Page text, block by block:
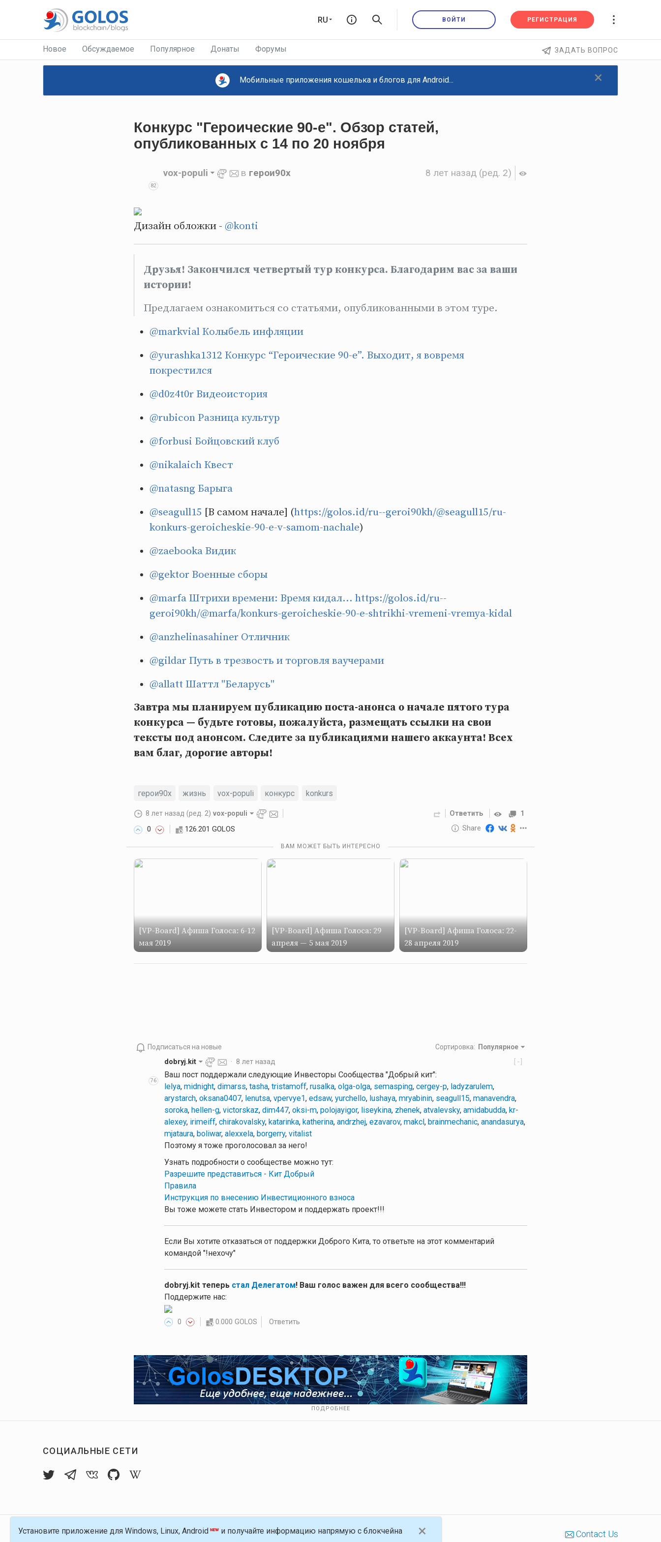
RU ВОЙТИ РЕГИСТРАЦИЯ
ЗАДАТЬ ВОПРОС
Новое Обсуждаемое Популярное Донаты Форумы
×
Мобильные приложения кошелька и блогов для Android...
Конкурс "Героические 90-е". Обзор статей,
опубликованных c 14 по 20 ноября
8 лет назад (ред. 2)
82
vox-populi в герои90х
Дизайн обложки - @konti
Друзья! Закончился четвертый тур конкурса. Благодарим вас за ваши
истории!
Предлагаем ознакомиться со статьями, опубликованными в этом туре.
@markvial Колыбель инфляции
@yurashka1312 Конкурс “Героические 90-е”. Выходит, я вовремя
покрестился
@d0z4t0r Видеоистория
@rubicon Разница культур
@forbusi Бойцовский клуб
@nikalaich Квест
@natasng Барыга
@seagull15 [В самом начале] (https://golos.id/ru--geroi90kh/@seagull15/ru-
konkurs-geroicheskie-90-e-v-samom-nachale)
@zaebooka Видик
@gektor Военные сборы
@marfa Штрихи времени: Время кидал... https://golos.id/ru--
geroi90kh/@marfa/konkurs-geroicheskie-90-e-shtrikhi-vremeni-vremya-kidal
@anzhelinasahiner Отличник
@gildar Путь в трезвость и торговля ваучерами
@allatt Шаттл "Беларусь"
Завтра мы планируем публикацию поста-анонса о начале пятого тура
конкурса — будьте готовы, пожалуйста, размещать ссылки на свои
тексты под анонсом. Следите за публикациями нашего аккаунта! Всех
вам благ, дорогие авторы!
герои90х жизнь vox-populi конкурс konkurs
8 лет назад (ред. 2) vox-populi
0 126.201 GOLOS
Ответить 1
Share
Reward
10 GOLOS
ВАМ МОЖЕТ БЫТЬ ИНТЕРЕСНО
[VP-Board] Афиша Голоса: 6-12
мая 2019
[VP-Board] Афиша Голоса: 29
апреля — 5 мая 2019
[VP-Board] Афиша Голоса: 22-
28 апреля 2019
Подписаться на новые Сортировка: Популярное
76
[-]
dobryj.kit ·8 лет назад
Ваш пост поддержали следующие Инвесторы Сообщества "Добрый кит":
lelya, midnight, dimarss, tasha, tristamoff, rusalka, olga-olga, semasping, cergey-p, ladyzarulem,
arystarch, oksana0407, lenutsa, vpervye1, edsaw, yurchello, lushaya, mryabinin, seagull15, manavendra,
soroka, hellen-g, victorskaz, dim447, oksi-m, polojayigor, liseykina, zhenek, atvalevsky, amidabudda, kr-
alexey, irimeiff, chirakovalsky, katarinka, katherina, andrzhej, ezavarov, makcl, brainmechanic, anandasurya,
mjataura, boliwar, alexxela, borgerry, vitalist
Поэтому я тоже проголосовал за него!
Узнать подробности о сообществе можно тут:
Разрешите представиться - Кит Добрый
Правила
Инструкция по внесению Инвестиционного взноса
Вы тоже можете стать Инвестором и поддержать проект!!!
Если Вы хотите отказаться от поддержки Доброго Кита, то ответьте на этот комментарий
командой "!нехочу"
dobryj.kit теперь стал Делегатом! Ваш голос важен для всего сообщества!!!
Поддержите нас:
0 0.000 GOLOS Ответить
ПОДРОБНЕЕ
СОЦИАЛЬНЫЕ СЕТИ
© 2016-2026Голос Блоги — децентрализованная платформа, работающая на блокчейне Golos Contact Us
×
Установите приложение для Windows, Linux, Android и получайте информацию напрямую с блокчейна